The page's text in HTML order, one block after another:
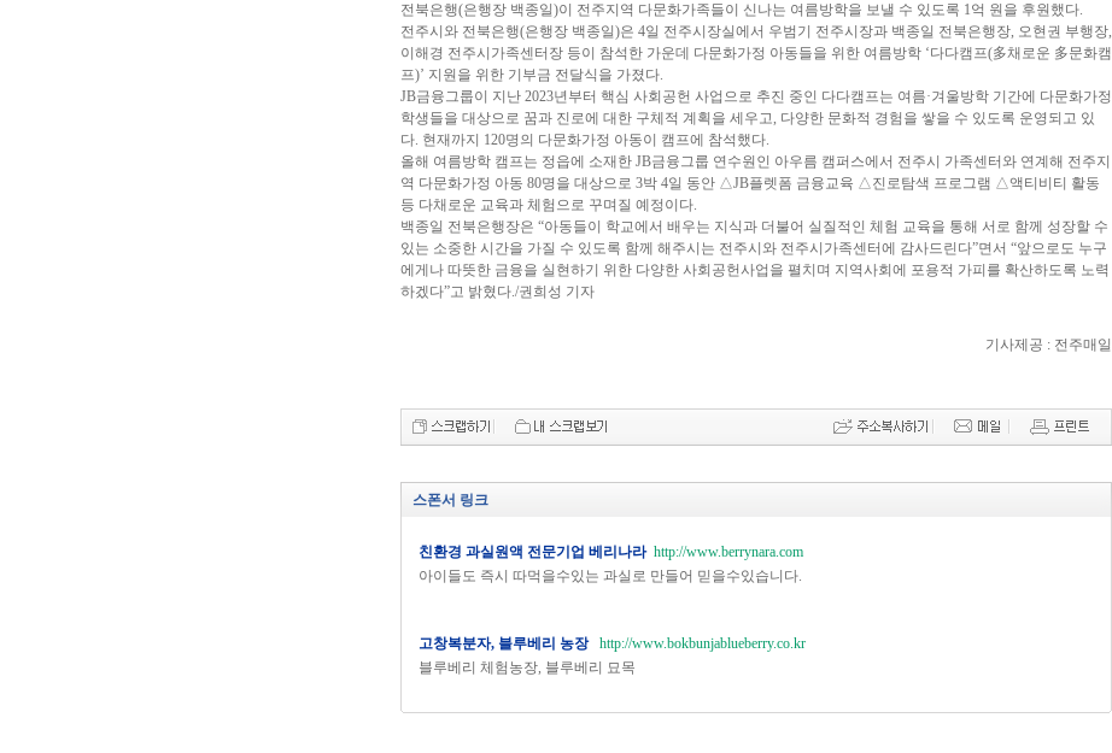
전북은행(은행장 백종일)이 전주지역 다문화가족들이 신나는 여름방학을 보낼 수 있도록 1억 원을 후원했다.
전주시와 전북은행(은행장 백종일)은 4일 전주시장실에서 우범기 전주시장과 백종일 전북은행장, 오현권 부행장,
이해경 전주시가족센터장 등이 참석한 가운데 다문화가정 아동들을 위한 여름방학 ‘다다캠프(多채로운 多문화캠
프)’ 지원을 위한 기부금 전달식을 가졌다.
JB금융그룹이 지난 2023년부터 핵심 사회공헌 사업으로 추진 중인 다다캠프는 여름·겨울방학 기간에 다문화가정
학생들을 대상으로 꿈과 진로에 대한 구체적 계획을 세우고, 다양한 문화적 경험을 쌓을 수 있도록 운영되고 있
다. 현재까지 120명의 다문화가정 아동이 캠프에 참석했다.
올해 여름방학 캠프는 정읍에 소재한 JB금융그룹 연수원인 아우름 캠퍼스에서 전주시 가족센터와 연계해 전주지
역 다문화가정 아동 80명을 대상으로 3박 4일 동안 △JB플렛폼 금융교육 △진로탐색 프로그램 △액티비티 활동
등 다채로운 교육과 체험으로 꾸며질 예정이다.
백종일 전북은행장은 “아동들이 학교에서 배우는 지식과 더불어 실질적인 체험 교육을 통해 서로 함께 성장할 수
있는 소중한 시간을 가질 수 있도록 함께 해주시는 전주시와 전주시가족센터에 감사드린다”면서 “앞으로도 누구
에게나 따뜻한 금융을 실현하기 위한 다양한 사회공헌사업을 펼치며 지역사회에 포용적 가피를 확산하도록 노력
하겠다”고 밝혔다./권희성 기자
기사제공 : 전주매일
스폰서 링크
친환경 과실원액 전문기업 베리나라 http://www.berrynara.com
아이들도 즉시 따먹을수있는 과실로 만들어 믿을수있습니다.
고창복분자, 블루베리 농장 http://www.bokbunjablueberry.co.kr
블루베리 체험농장, 블루베리 묘목